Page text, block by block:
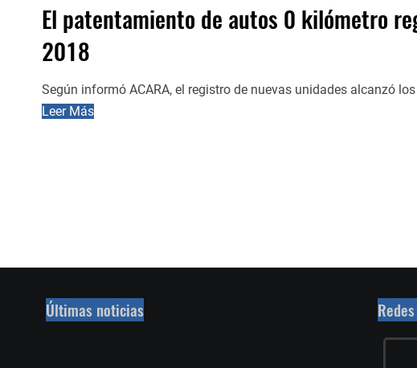
El patentamiento de autos 0 kilómetro
2018
Según informó ACARA, el registro de nuevas unidades alcanzó
Leer Más
Últimas noticias